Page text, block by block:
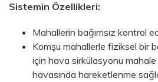
Sistemin Özellikleri:
Mahallerin bağımsız kontrol
Komşu mahallerle fiziksel bir
için hava sirkülasyonu
havasında hareketlenme